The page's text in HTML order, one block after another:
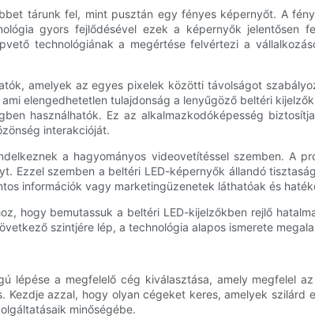
tárunk fel, mint pusztán egy fényes képernyőt. A
gyors fejlődésével ezek a képernyők jelentősen
technológiának a megértése felvértezi a
amelyek az egyes pixelek közötti távolságot
elengedhetetlen tulajdonság a lenyűgöző beltéri
használhatók. Ez az alkalmazkodóképesség
interakcióját.
a hagyományos videovetítéssel szemben. A
Ezzel szemben a beltéri LED-képernyők állandó
információk vagy marketingüzenetek láthatóak és
hogy bemutassuk a beltéri LED-kijelzőkben rejlő
szintjére lép, a technológia alapos ismerete
lépése a megfelelő cég kiválasztása, amely megfelel
azzal, hogy olyan cégeket keres, amelyek
minőségébe.